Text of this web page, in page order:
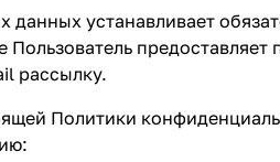
устанавливает
рассылку.
Политики